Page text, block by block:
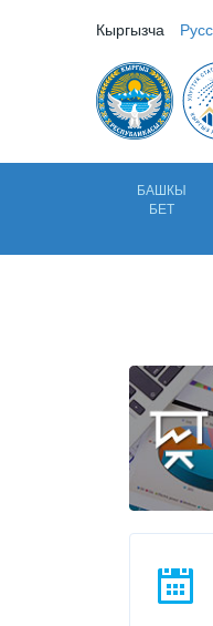
Кыргызча
БАШКЫ
БЕТ